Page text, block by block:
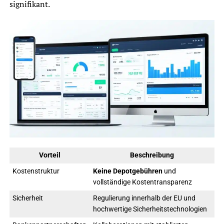
signifikant.
Vorteil
Beschreibung
Kostenstruktur
Keine Depotgebührenund
vollständige Kostentransparenz
Sicherheit
Regulierung innerhalb der EU und
hochwertige Sicherheitstechnologien